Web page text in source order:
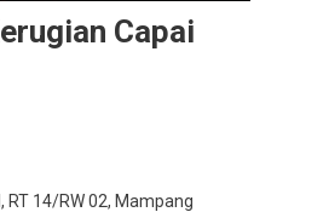
Capai
14/RW 02, Mampang